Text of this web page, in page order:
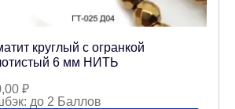
круглый с огранкой
6 мм НИТЬ
₽
до 2 Баллов